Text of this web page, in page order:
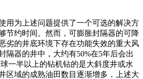
用为上述问题提供了一个可选的解决方
节约时间。然而，可膨胀封隔器的可降
劣的井底环境下存在功能失效的重大风
隔器的井中，大约有50%在5年后会出
一半以上的钻机钻的是大斜度井或水
区域的成熟油田数目逐渐增多，上述大